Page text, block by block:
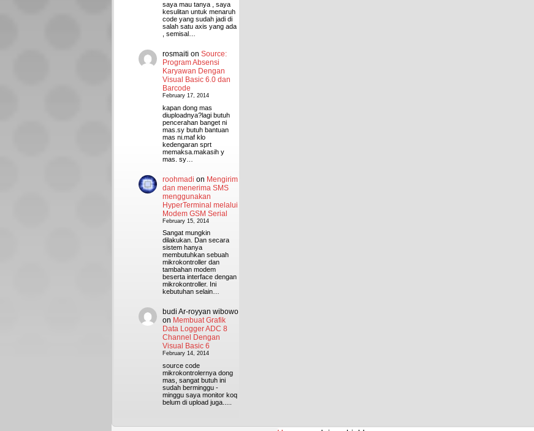
saya mau tanya , saya
kesulitan untuk menaruh
code yang sudah jadi di
salah satu axis yang ada
, semisal…
rosmaiti on Source:
Program Absensi
Karyawan Dengan
Visual Basic 6.0 dan
Barcode
February 17, 2014
kapan dong mas
diuploadnya?lagi butuh
pencerahan banget ni
mas.sy butuh bantuan
mas ni.maf klo
kedengaran sprt
memaksa.makasih y
mas. sy…
roohmadi on Mengirim
dan menerima SMS
menggunakan
HyperTerminal melalui
Modem GSM Serial
February 15, 2014
Sangat mungkin
dilakukan. Dan secara
sistem hanya
membutuhkan sebuah
mikrokontroller dan
tambahan modem
beserta interface dengan
mikrokontroller. Ini
kebutuhan selain…
budi Ar-royyan wibowo
on Membuat Grafik
Data Logger ADC 8
Channel Dengan
Visual Basic 6
February 14, 2014
source code
mikrokontrolernya dong
mas, sangat butuh ini
sudah berminggu -
minggu saya monitor koq
belum di upload juga.....